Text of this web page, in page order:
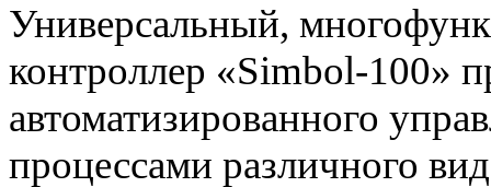
Универсальный,
контроллер «Simbol-100»
автоматизированного
процессами различного